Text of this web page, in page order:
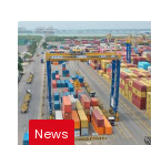
News